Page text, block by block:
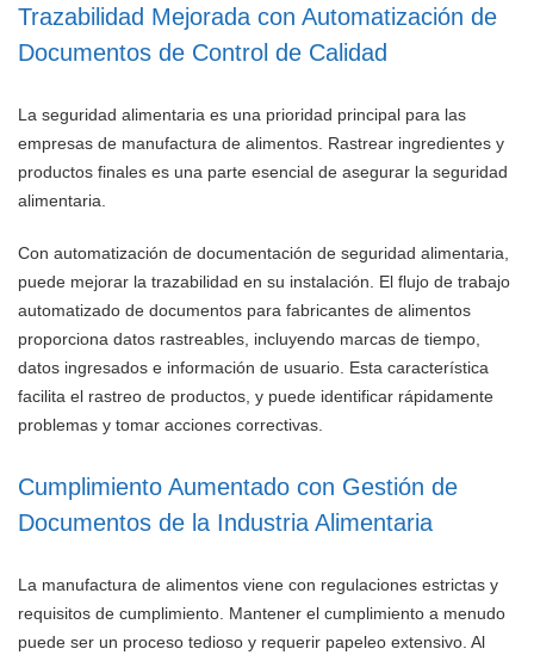
Trazabilidad Mejorada con Automatización de
Documentos de Control de Calidad
La seguridad alimentaria es una prioridad principal para las
empresas de manufactura de alimentos. Rastrear ingredientes y
productos finales es una parte esencial de asegurar la seguridad
alimentaria.
Con automatización de documentación de seguridad alimentaria,
puede mejorar la trazabilidad en su instalación. El flujo de trabajo
automatizado de documentos para fabricantes de alimentos
proporciona datos rastreables, incluyendo marcas de tiempo,
datos ingresados e información de usuario. Esta característica
facilita el rastreo de productos, y puede identificar rápidamente
problemas y tomar acciones correctivas.
Cumplimiento Aumentado con Gestión de
Documentos de la Industria Alimentaria
La manufactura de alimentos viene con regulaciones estrictas y
requisitos de cumplimiento. Mantener el cumplimiento a menudo
puede ser un proceso tedioso y requerir papeleo extensivo. Al